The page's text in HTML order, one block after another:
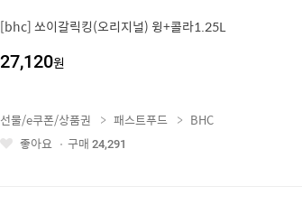
[bhc] 쏘이갈릭킹(오리지널) 윙+콜라1.25L
27,120원
좋
선물/e쿠폰/상품권 패스트푸드
BHC
좋아요
구매 24,291